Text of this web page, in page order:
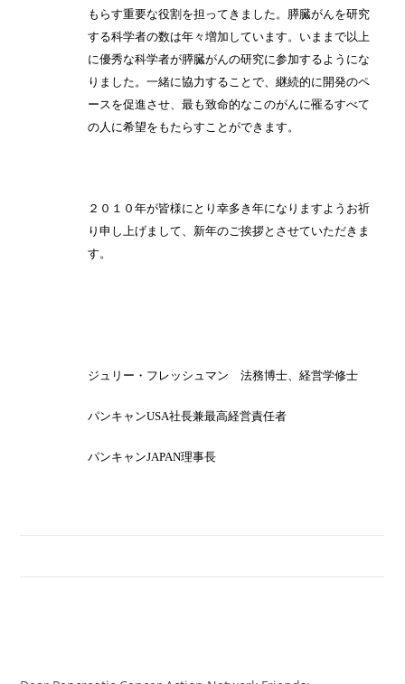
もらす重要な役割を担ってきました。膵臓がんを研究
する科学者の数は年々増加しています。いままで以上
に優秀な科学者が膵臓がんの研究に参加するようにな
りました。一緒に協力することで、継続的に開発のペ
ースを促進させ、最も致命的なこのがんに罹るすべて
の人に希望をもたらすことができます。
２０１０年が皆様にとり幸多き年になりますようお祈
り申し上げまして、新年のご挨拶とさせていただきま
す。
ジュリー・フレッシュマン 法務博士、経営学修士
パンキャンUSA社長兼最高経営責任者
パンキャンJAPAN理事長